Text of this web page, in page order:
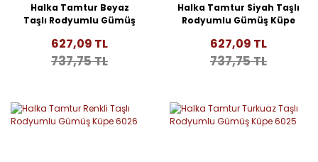
Halka Tamtur Beyaz
Taşlı Rodyumlu Gümüş
627,09 TL
737,75 TL
Halka Tamtur Siyah Taşlı
Rodyumlu Gümüş Küpe
627,09 TL
737,75 TL